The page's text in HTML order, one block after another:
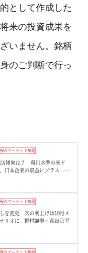
として作成した
来の投資成果を
いません。銘柄
のご判断で行っ
のマーケット解説
傾向は？ 現行水準の米ド
日本企業の収益にプラス 野
のマーケット解説
を変更 次の利上げは10月メ
リオに 野村證券・森田京平
のマーケット解説